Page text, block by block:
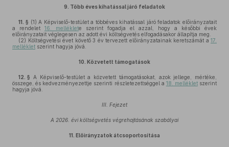
9. Több éves kihatással járó feladatok
11. § (1) A Képviselő-testület a többéves kihatással járó feladatok előirányzatait
a rendelet 16. melléklete szerint fogadja el azzal, hogy a későbbi évek
előirányzatait véglegesen az adott évi költségvetés elfogadásakor állapítja meg.
(2) Költségvetési évet követő 3 év tervezett előirányzatainak keretszámát a 17.
melléklet szerint hagyja jóvá.
10. Közvetett támogatások
12. § A Képviselő-testület a közvetett támogatásokat, azok jellege, mértéke,
összege, és kedvezményezettje szerinti részletezettséggel a 18. mellékletszerint
hagyja jóvá.
III. Fejezet
A 2026. évi költségvetés végrehajtásának szabályai
11. Előirányzatok átcsoportosítása